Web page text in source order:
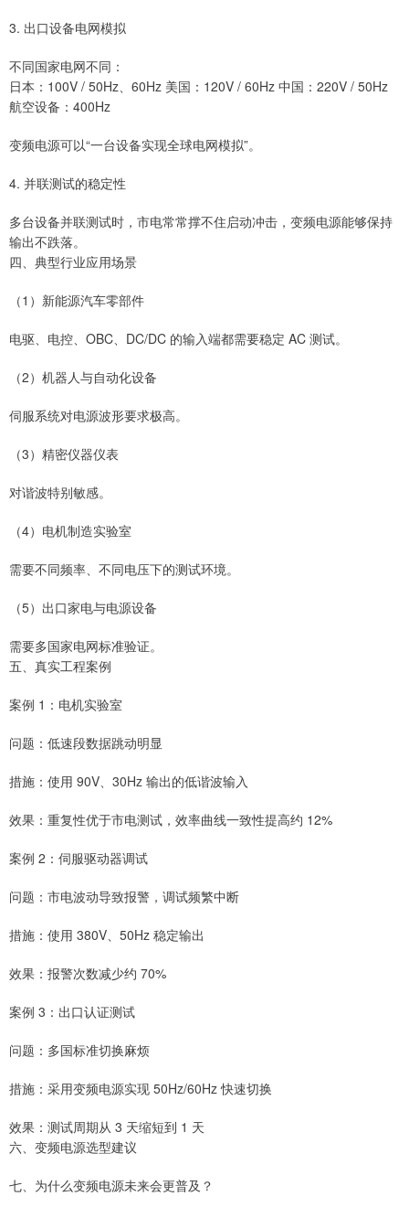
3. 出口设备电网模拟
不同国家电网不同：
日本：100V / 50Hz、60Hz 美国：120V / 60Hz 中国：220V / 50Hz
航空设备：400Hz
变频电源可以“一台设备实现全球电网模拟”。
4. 并联测试的稳定性
多台设备并联测试时，市电常常撑不住启动冲击，变频电源能够保持
输出不跌落。
四、典型行业应用场景
（1）新能源汽车零部件
电驱、电控、OBC、DC/DC 的输入端都需要稳定 AC 测试。
（2）机器人与自动化设备
伺服系统对电源波形要求极高。
（3）精密仪器仪表
对谐波特别敏感。
（4）电机制造实验室
需要不同频率、不同电压下的测试环境。
（5）出口家电与电源设备
需要多国家电网标准验证。
五、真实工程案例
案例 1：电机实验室
问题：低速段数据跳动明显
措施：使用 90V、30Hz 输出的低谐波输入
效果：重复性优于市电测试，效率曲线一致性提高约 12%
案例 2：伺服驱动器调试
问题：市电波动导致报警，调试频繁中断
措施：使用 380V、50Hz 稳定输出
效果：报警次数减少约 70%
案例 3：出口认证测试
问题：多国标准切换麻烦
措施：采用变频电源实现 50Hz/60Hz 快速切换
效果：测试周期从 3 天缩短到 1 天
六、变频电源选型建议
七、为什么变频电源未来会更普及？